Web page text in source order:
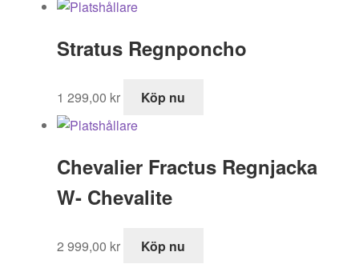
Stratus Regnponcho
1 299,00 kr Köp nu
Chevalier Fractus Regnjacka
W- Chevalite
2 999,00 kr Köp nu